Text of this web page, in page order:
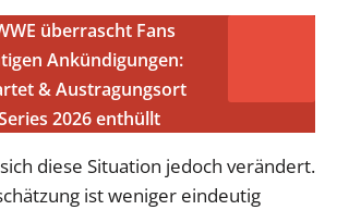
überrascht Fans
Ankündigungen:
& Austragungsort
2026 enthüllt
diese Situation jedoch verändert.
ist weniger eindeutig